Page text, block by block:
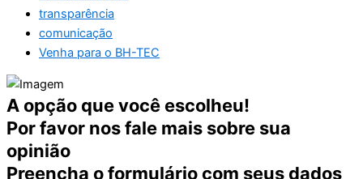
transparência
comunicação
Venha para o BH-TEC
A opção que você escolheu!
Por favor nos fale mais sobre sua
opinião
Preencha o formulário com seus dados